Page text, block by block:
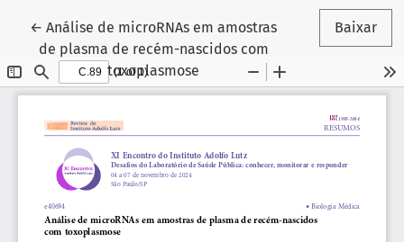
←Voltar aos Detalhes do Artigo
Análise de microRNAs em amostras
de plasma de recém-nascidos com
toxoplasmose
Baixar